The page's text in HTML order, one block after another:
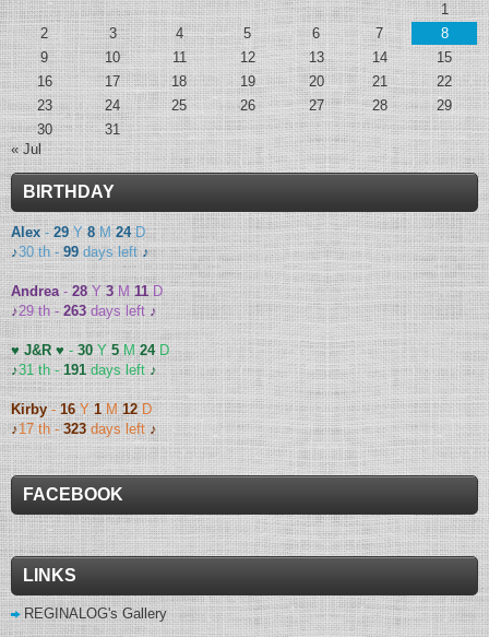
1
2
3 4 5 6 7
8
9
10 11 12 13 14
15
16
17 18 19 20 21
22
23
24 25 26 27 28
29
30
31
« Jul
BIRTHDAY
Alex -29Y8M24D
♪30 th -99days left♪
Andrea-28Y3M11D
♪29 th -263 days left♪
♥ J&R ♥-30 Y5M24D
♪31 th -191days left♪
Kirby-16Y1M12D
♪17 th -323days left♪
FACEBOOK
LINKS
REGINALOG's Gallery